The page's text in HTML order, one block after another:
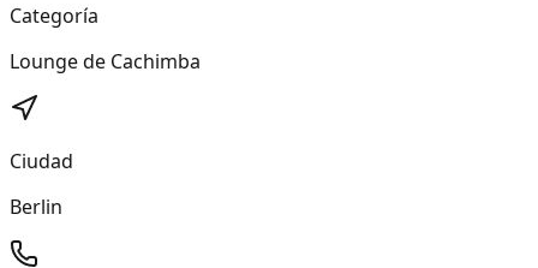
Categoría
Lounge de Cachimba
Ciudad
Berlin